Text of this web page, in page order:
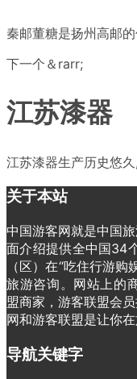
秦邮董糖是扬州高邮
下一个＆rarr;
江苏漆器
江苏漆器生产历史悠
关于本站
中国游客网就是中国
面介绍提供全中国34
（区）在“吃住行游
旅游咨询。网站上的
盟商家，游客联盟会
网和游客联盟是让你
导航关键字